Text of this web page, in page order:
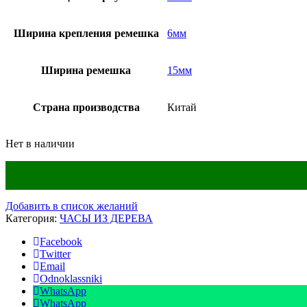
Ширина крепления ремешка 6мм
Ширина ремешка 15мм
Страна производства Китай
Нет в наличии
Добавить в список желаний
Категория: ЧАСЫ ИЗ ДЕРЕВА
Facebook
Twitter
Email
Odnoklassniki
WhatsApp
WhatsApp